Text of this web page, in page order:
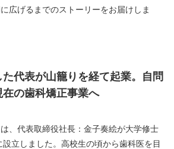
広げるまでのストーリーをお届けしま
代表が山籠りを経て起業。自問
の歯科矯正事業へ
、代表取締役社長：金子奏絵が大学修士
立しました。高校生の頃から歯科医を目